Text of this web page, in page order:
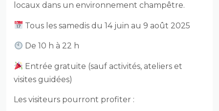
locaux dans un environnement champêtre.
Tous les samedis du 14 juin au 9 août 2025
De 10 h à 22 h
Entrée gratuite (sauf activités, ateliers et
visites guidées)
Les visiteurs pourront profiter :